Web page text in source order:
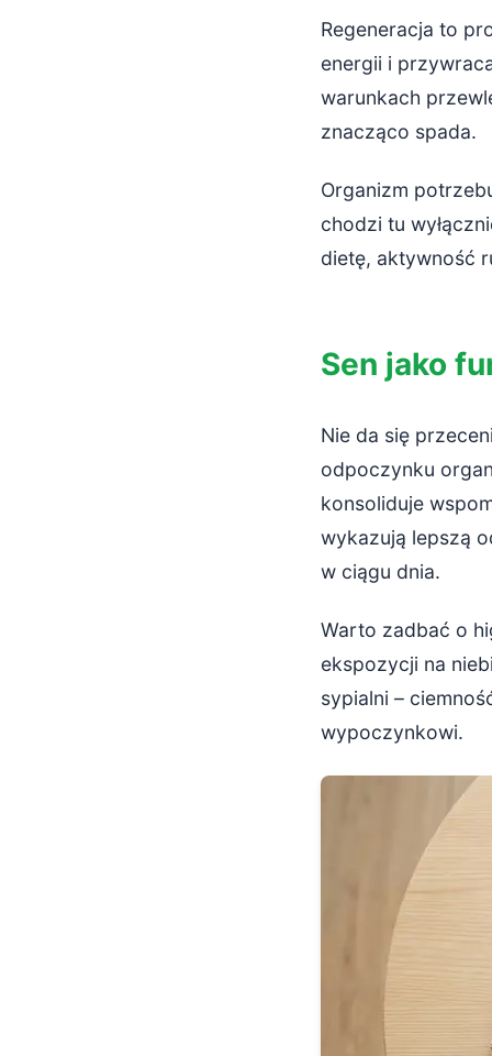
Regeneracja to
energii i
warunkach
znacząco spada.
Organizm
chodzi tu
dietę, aktywność
Sen jako
Nie da się
odpoczynku
konsoliduje
wykazują lepszą
w ciągu dnia.
Warto zadbać o
ekspozycji na
sypialni –
wypoczynkowi.